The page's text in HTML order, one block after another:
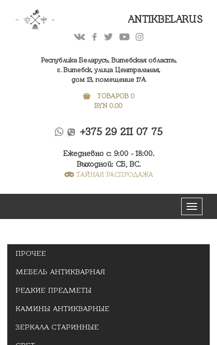
Республика Беларусь, Витебская область,
г. Витебск, улица Центральная,
дом 13, помещение 17А
ANTIKBELARUS
ТОВАРОВ 0
BYN 0.00
+375 29 211 07 75
Ежедневно с: 9:00 - 18:00.
Выходной: СБ, ВС.
ТАЙНАЯ РАСПРОДАЖА
Меню
ПРОЧЕЕ
МЕБЕЛЬ АНТИКВАРНАЯ
РЕДКИЕ ПРЕДМЕТЫ
КАМИНЫ АНТИКВАРНЫЕ
ЗЕРКАЛА СТАРИННЫЕ